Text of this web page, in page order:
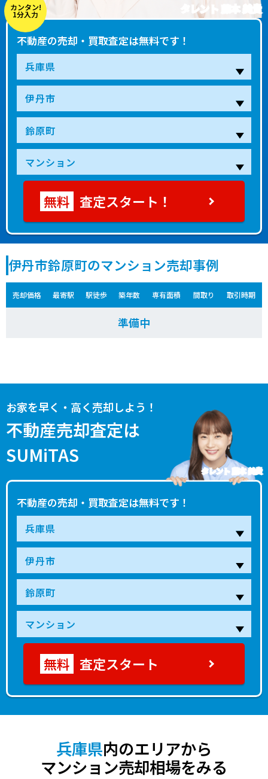
タレント 藤本 美貴
カンタン!
1分入力
不動産の売却・買取査定は無料です！
査定スタート！
伊丹市鈴原町のマンション売却事例
売却価格 最寄駅 駅徒歩 築年数 専有面積 間取り 取引時期
準備中
お家を早く・高く売却しよう！
不動産売却査定は
SUMiTAS
不動産の売却・買取査定は無料です！
タレント 藤本 美貴
査定スタート
兵庫県内のエリアから
マンション売却相場をみる